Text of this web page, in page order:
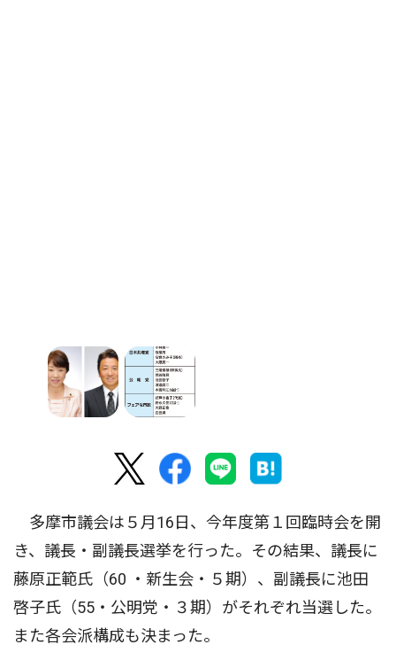
多摩市議会は５月16日、今年度第１回臨時会を開
き、議長・副議長選挙を行った。その結果、議長に
藤原正範氏（60 ・新生会・５期）、副議長に池田
啓子氏（55・公明党・３期）がそれぞれ当選した。
また各会派構成も決まった。